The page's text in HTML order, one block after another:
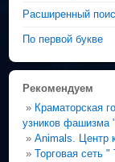
Расширенный
По первой букве
Рекомендуем
» Краматорская
узников фашизма
»Animals. Центр
»Торговая сеть